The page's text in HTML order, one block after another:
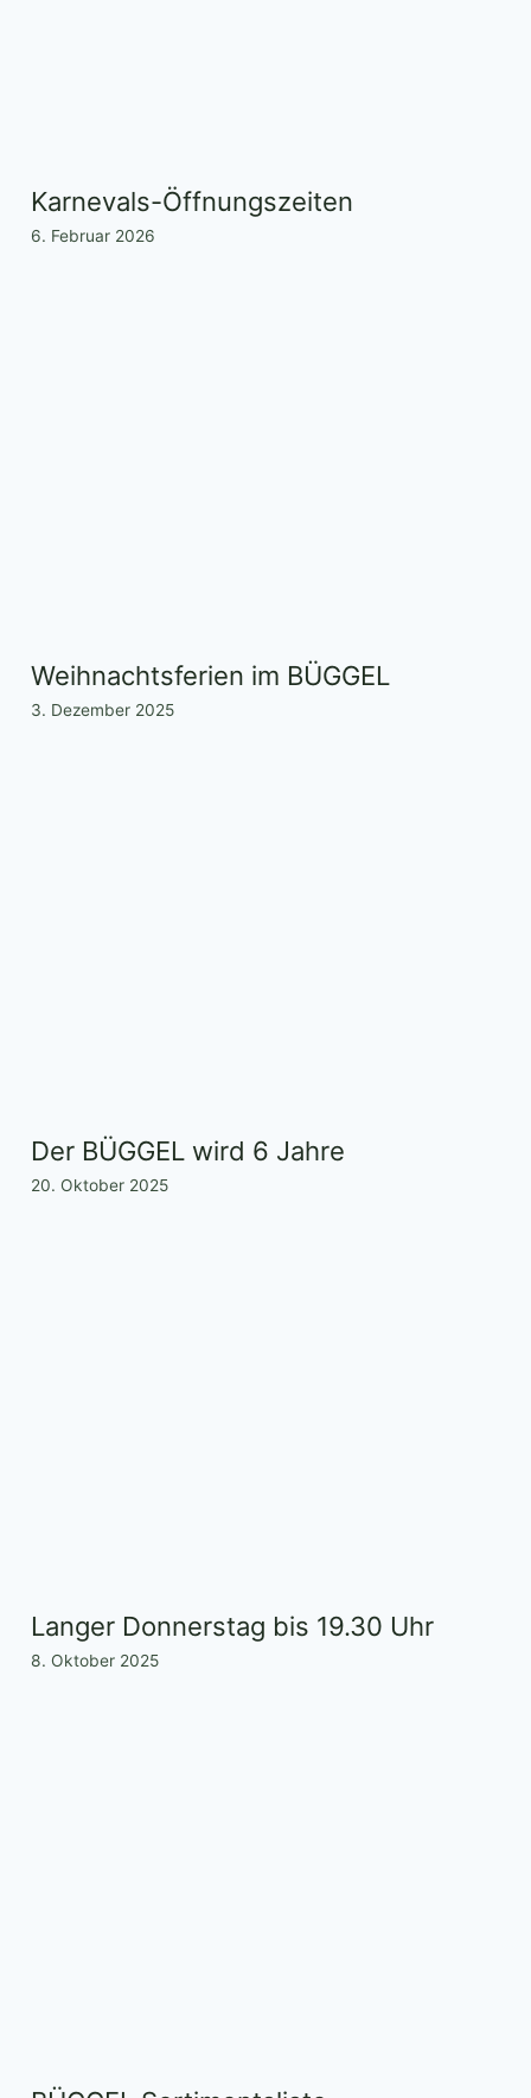
Karnevals-Öffnungszeiten
6. Februar 2026
Weihnachtsferien im BÜGGEL
3. Dezember 2025
Der BÜGGEL wird 6 Jahre
20. Oktober 2025
Langer Donnerstag bis 19.30 Uhr
8. Oktober 2025